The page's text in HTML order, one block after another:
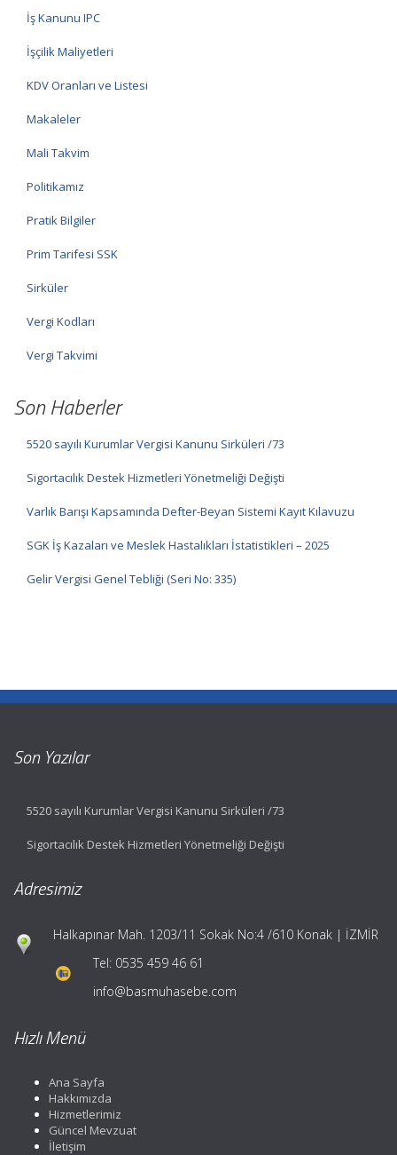
İş Kanunu IPC
İşçilik Maliyetleri
KDV Oranları ve Listesi
Makaleler
Mali Takvim
Politikamız
Pratik Bilgiler
Prim Tarifesi SSK
Sirküler
Vergi Kodları
Vergi Takvimi
Son Haberler
5520 sayılı Kurumlar Vergisi Kanunu Sirküleri /73
Sigortacılık Destek Hizmetleri Yönetmeliği Değişti
Varlık Barışı Kapsamında Defter-Beyan Sistemi Kayıt Kılavuzu
SGK İş Kazaları ve Meslek Hastalıkları İstatistikleri – 2025
Gelir Vergisi Genel Tebliği (Seri No: 335)
Son Yazılar
5520 sayılı Kurumlar Vergisi Kanunu Sirküleri /73
Sigortacılık Destek Hizmetleri Yönetmeliği Değişti
Adresimiz
Halkapınar Mah. 1203/11 Sokak No:4 /610 Konak | İZMİR
Tel: 0535 459 46 61
info@basmuhasebe.com
Hızlı Menü
Ana Sayfa
Hakkımızda
Hizmetlerimiz
Güncel Mevzuat
İletişim